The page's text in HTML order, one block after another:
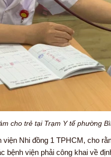
cho trẻ tại Trạm Y tế phường
Nhi đồng 1 TPHCM, cho
bệnh viện phải công khai về